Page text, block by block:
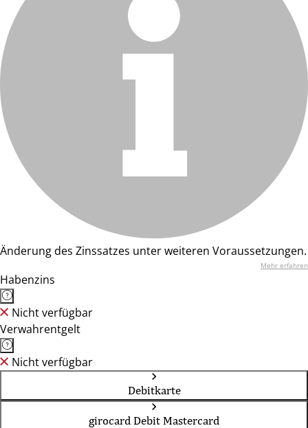
Änderung des Zinssatzes unter weiteren Voraussetzungen.
Mehr erfahren
Habenzins
Nicht verfügbar
Verwahrentgelt
Nicht verfügbar
Debitkarte
girocard Debit Mastercard